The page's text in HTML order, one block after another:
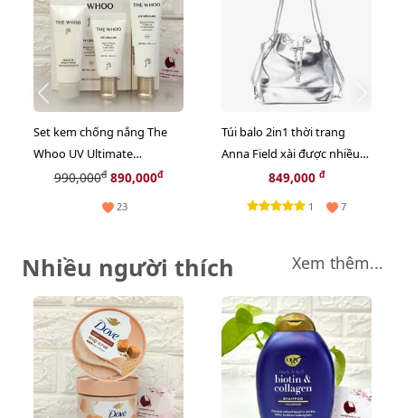
Set kem chống nắng The
Whoo UV Ultimate
Brightening Tone-Up bảo
990,000đ890,000đ
23
Túi balo 2in1 thời trang
Anna Field xài được nhiều
kiểu, cá tính.849,000 đ
1 7
Nhiều người thích Xem thêm...